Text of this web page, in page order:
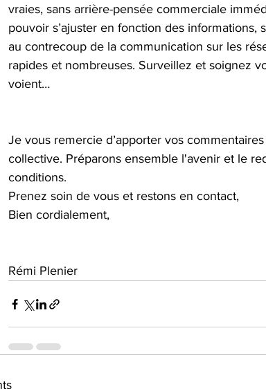
vraies, sans arrière-pensée commerciale
pouvoir s’ajuster en fonction des
au contrecoup de la communication sur les
rapides et nombreuses. Surveillez et soignez
voient…
Je vous remercie d’apporter vos
collective. Préparons ensemble l'avenir et le
conditions.
Prenez soin de vous et restons en contact,
Bien cordialement,
Rémi Plenier